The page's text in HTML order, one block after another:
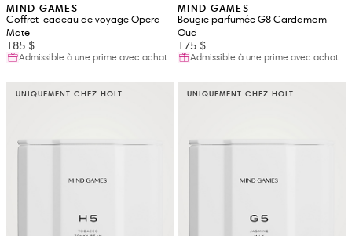
MIND GAMES
Coffret-cadeau de voyage Opera
Mate
185 $
Admissible à une prime avec achat
MIND GAMES
Bougie parfumée G8 Cardamom
Oud
175 $
Admissible à une prime avec achat
UNIQUEMENT CHEZ HOLT UNIQUEMENT CHEZ HOLT